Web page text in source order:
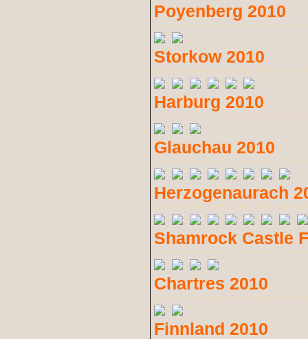
Poyenberg 2010
Storkow 2010
Harburg 2010
Glauchau 2010
Herzogenaurach
Shamrock Castle
Chartres 2010
Finnland 2010